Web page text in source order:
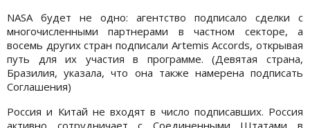
NASA будет не одно: агентство подписало сделки с
многочисленными партнерами в частном секторе, а
восемь других стран подписали Artemis Accords, открывая
путь для их участия в программе. (Девятая страна,
Бразилия, указала, что она также намерена подписать
Соглашения)
Россия и Китай не входят в число подписавших. Россия
активно сотрудничает с Соединенными Штатами в